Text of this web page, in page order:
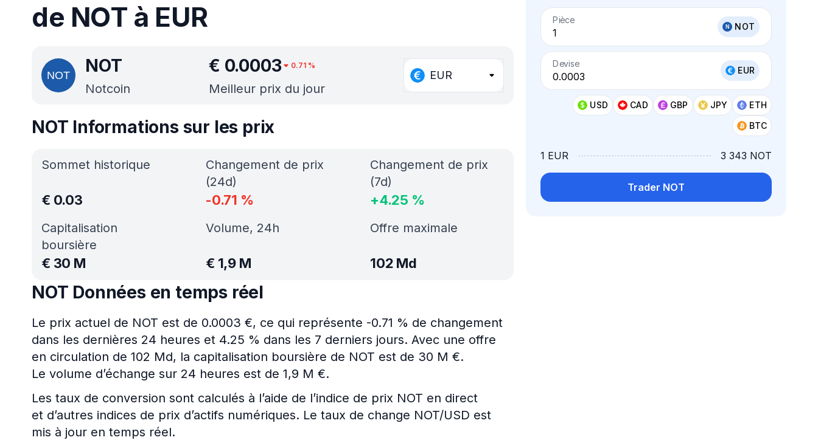
de NOT à EUR
NOT
Notcoin
€ 0.0003 0.71 %
Meilleur prix du jour
EUR
Pièce
NOT
Devise
EUR
USD CAD GBP JPY
ETH
BTC
1 EUR 3 343 NOT
Trader NOT
NOT Informations sur les prix
Sommet historique
€ 0.03
Capitalisation
boursière
€ 30 M
Changement de prix
(24d)
-0.71 %
Changement de prix
(7d)
+4.25 %
Volume, 24h
€ 1,9 M
Offre maximale
102 Md
NOT Données en temps réel
Le prix actuel de NOT est de 0.0003 €, ce qui représente -0.71 % de changement
dans les dernières 24 heures et 4.25 % dans les 7 derniers jours. Avec une offre
en circulation de 102 Md, la capitalisation boursière de NOT est de 30 M €.
Le volume d’échange sur 24 heures est de 1,9 M €.
Les taux de conversion sont calculés à l’aide de l’indice de prix NOT en direct
et d’autres indices de prix d’actifs numériques. Le taux de change NOT/USD est
mis à jour en temps réel.